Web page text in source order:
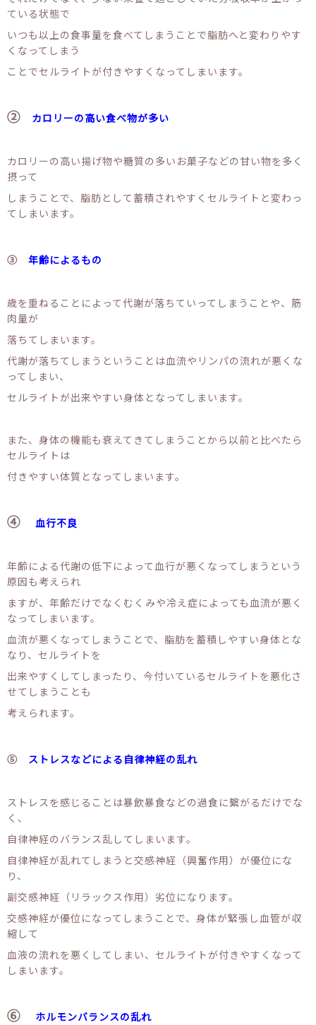
ている状態で
いつも以上の食事量を食べてしまうことで脂肪へと変わりやす
くなってしまう
ことでセルライトが付きやすくなってしまいます。
② カロリーの高い食べ物が多い
カロリーの高い揚げ物や糖質の多いお菓子などの甘い物を多く
摂って
しまうことで、脂肪として蓄積されやすくセルライトと変わっ
てしまいます。
③ 年齢によるもの
歳を重ねることによって代謝が落ちていってしまうことや、筋
肉量が
落ちてしまいます。
代謝が落ちてしまうということは血流やリンパの流れが悪くな
ってしまい、
セルライトが出来やすい身体となってしまいます。
また、身体の機能も衰えてきてしまうことから以前と比べたら
セルライトは
付きやすい体質となってしまいます。
④ 血行不良
年齢による代謝の低下によって血行が悪くなってしまうという
原因も考えられ
ますが、年齢だけでなくむくみや冷え症によっても血流が悪く
なってしまいます。
血流が悪くなってしまうことで、脂肪を蓄積しやすい身体とな
なり、セルライトを
出来やすくしてしまったり、今付いているセルライトを悪化さ
せてしまうことも
考えられます。
⑤ ストレスなどによる自律神経の乱れ
ストレスを感じることは暴飲暴食などの過食に繋がるだけでな
く、
自律神経のバランス乱してしまいます。
自律神経が乱れてしまうと交感神経（興奮作用）が優位にな
り、
副交感神経（リラックス作用）劣位になります。
交感神経が優位になってしまうことで、身体が緊張し血管が収
縮して
血液の流れを悪くしてしまい、セルライトが付きやすくなって
しまいます。
⑥ ホルモンバランスの乱れ